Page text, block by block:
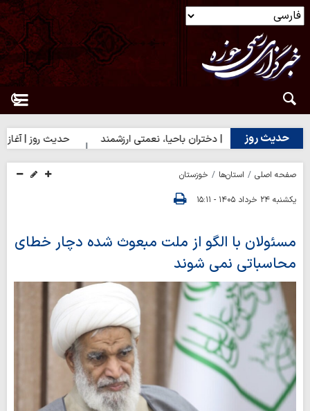
حدیث روز
حدیث روز | دختران باحیا، نعمتی ارزشمند حدیث روز | آغاز درست
صفحه اصلی استان‌ها
خوزستان
یکشنبه ۲۴ خرداد ۱۴۰۵ - ۱۵:۱۱
مسئولان با الگو از ملت مبعوث شده دچار خطای
محاسباتی نمی شوند